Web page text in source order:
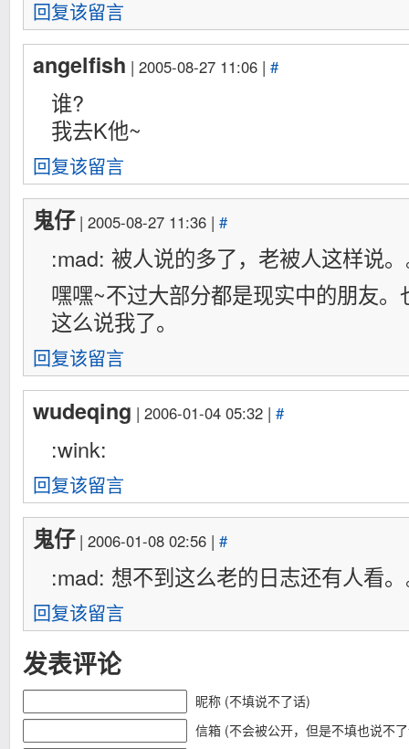
回复该留言
angelfish | 2005-08-27 11:06 | #
谁?
我去K他~
回复该留言
鬼仔| 2005-08-27 11:36 | #
:mad: 被人说的多了，老被人这样说
嘿嘿~不过大部分都是现实中的朋友
这么说我了。
回复该留言
wudeqing | 2006-01-04 05:32 | #
:wink:
回复该留言
鬼仔| 2006-01-08 02:56 | #
:mad: 想不到这么老的日志还有人看
回复该留言
发表评论
昵称 (不填说不了话)
信箱 (不会被公开，但是不填也说不